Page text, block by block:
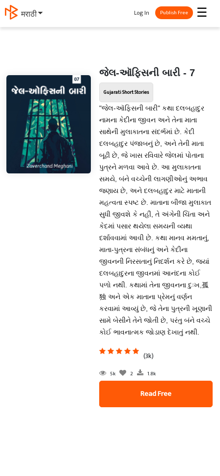
मराठी ☰
Log In Publish Free
જેલ-ઑફિસની બારી - 7
Gujarati Short Stories
"જેલ-ઑફિસની બારી" કથા દલબહાદુર
નામના કેદીના જીવન અને તેના માતા
સાથેની મુલાકાતના સંદર્ભમાં છે. કેદી
દલબહાદુર પંજાબનું છે, અને તેની માતા
બૂઢી છે, જે ખાસ રવિવારે જેલમાં પોતાના
પુત્રને મળવા આવે છે. આ મુલાકાતના
સમયે, બંને વચ્ચેની લાગણીઓનું અભાવ
જણાય છે, અને દલબહાદુર માટે માતાની
મહત્વતા સ્પષ્ટ છે. માતાના બીજા મુલાકાત
સુધી જીવશે કે નહીં, તે અંગેની ચિંતા અને
કેદમાં પસાર થયેલા સમયની વ્યથા
દર્શાવવામાં આવી છે. કથા માનવ મમતાનું,
માતા-પુત્રના સંબંધનું અને કેદીના
જીવનની નિરસતાનું નિદર્શન કરે છે, જ્યાં
દલબહાદુરના જીવનમાં આનંદના કોઈ
પળો નથી. કથામાં તેના જીવનના દુઃખ,孤
独 અને એક માતાના પ્રેમનું વર્ણન
કરવામાં આવ્યું છે, જે તેના પુત્રની ખૂણાની
સામે બેસીને તેને જોતી છે, પરંતુ બંને વચ્ચે
કોઈ ભાવનાત્મક જોડાણ દેખાતું નથી.
(3k)
5k 2 1.8k
Read Free